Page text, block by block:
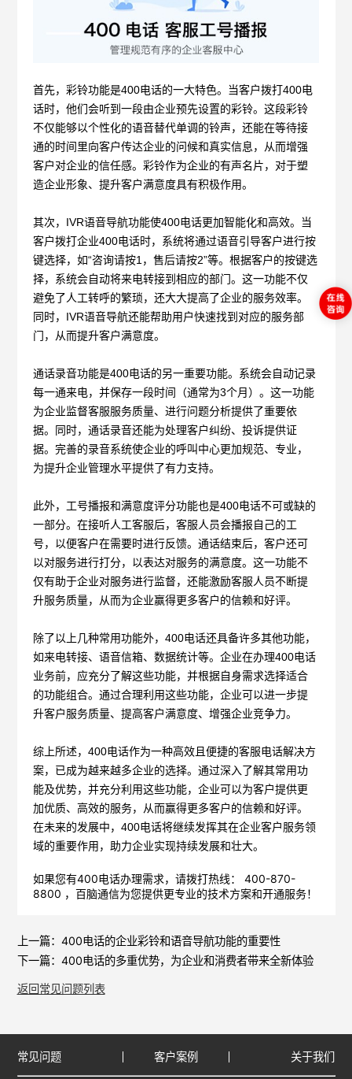
首先，彩铃功能是400电话的一大特色。当客户拨打400电
话时，他们会听到一段由企业预先设置的彩铃。这段彩铃
不仅能够以个性化的语音替代单调的铃声，还能在等待接
通的时间里向客户传达企业的问候和真实信息，从而增强
客户对企业的信任感。彩铃作为企业的有声名片，对于塑
造企业形象、提升客户满意度具有积极作用。
其次， IVR语音导航功能使400电话更加智能化和高效。当
客户拨打企业400电话时，系统将通过语音引导客户进行按
键选择，如“咨询请按1，售后请按2”等。根据客户的按键选
择，系统会自动将来电转接到相应的部门。这一功能不仅
避免了人工转呼的繁琐，还大大提高了企业的服务效率。
同时，IVR语音导航还能帮助用户快速找到对应的服务部
门，从而提升客户满意度。
通话录音功能是400电话的另一重要功能。系统会自动记录
每一通来电，并保存一段时间（通常为3个月）。这一功能
为企业监督客服服务质量、进行问题分析提供了重要依
据。同时，通话录音还能为处理客户纠纷、投诉提供证
据。完善的录音系统使企业的呼叫中心更加规范、专业，
为提升企业管理水平提供了有力支持。
此外，工号播报和满意度评分功能也是400电话不可或缺的
一部分。在接听人工客服后，客服人员会播报自己的工
号，以便客户在需要时进行反馈。通话结束后，客户还可
以对服务进行打分，以表达对服务的满意度。这一功能不
仅有助于企业对服务进行监督，还能激励客服人员不断提
升服务质量，从而为企业赢得更多客户的信赖和好评。
除了以上几种常用功能外，400电话还具备许多其他功能，
如来电转接、语音信箱、数据统计等。企业在办理400电话
业务前，应充分了解这些功能，并根据自身需求选择适合
的功能组合。通过合理利用这些功能，企业可以进一步提
升客户服务质量、提高客户满意度、增强企业竞争力。
综上所述，400电话作为一种高效且便捷的客服电话解决方
案，已成为越来越多企业的选择。通过深入了解其常用功
能及优势，并充分利用这些功能，企业可以为客户提供更
加优质、高效的服务，从而赢得更多客户的信赖和好评。
在未来的发展中，400电话将继续发挥其在企业客户服务领
域的重要作用，助力企业实现持续发展和壮大。
如果您有400电话办理需求，请拨打热线： 400-870-
8800 ，百脑通信为您提供更专业的技术方案和开通服务！
上一篇： 400电话的企业彩铃和语音导航功能的重要性
下一篇： 400电话的多重优势，为企业和消费者带来全新体验
返回常见问题列表
常见问题 客户案例 关于我们